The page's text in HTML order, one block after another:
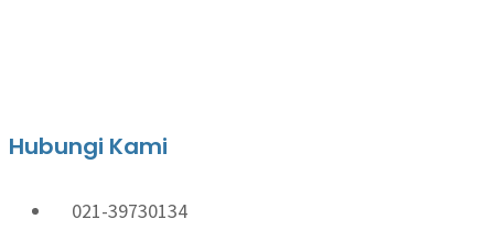
Hubungi Kami
021-39730134